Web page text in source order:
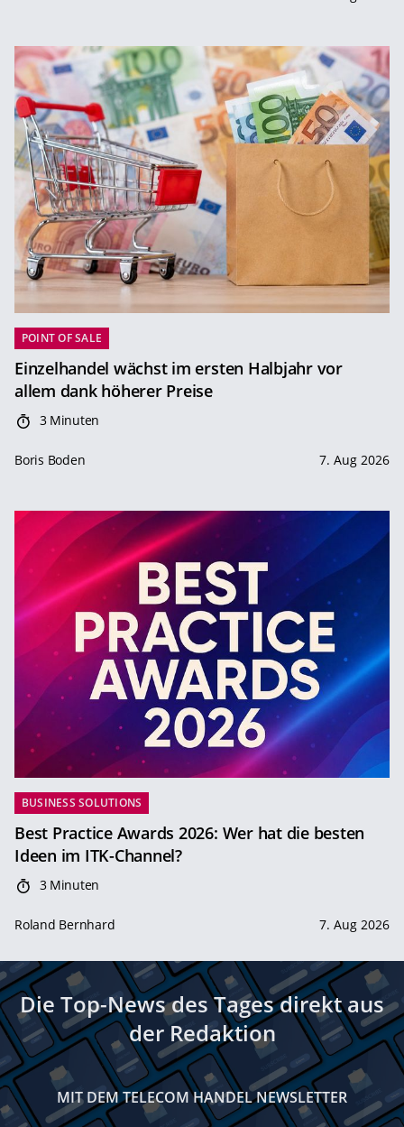
POINT OF SALE
Einzelhandel wächst im ersten Halbjahr vor
allem dank höherer Preise
3 Minuten
Boris Boden 7. Aug 2026
BUSINESS SOLUTIONS
Best Practice Awards 2026: Wer hat die besten
Ideen im ITK-Channel?
3 Minuten
Roland Bernhard 7. Aug 2026
Die Top-News des Tages direkt aus
der Redaktion
MIT DEM TELECOM HANDEL NEWSLETTER